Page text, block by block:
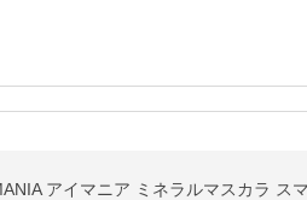
アイマニア ミネラルマスカラ ス